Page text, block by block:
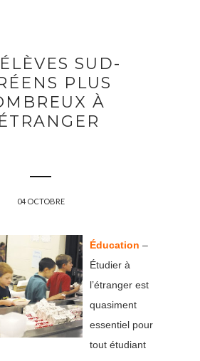
SUD-
PLUS
À
04 OCTOBRE
Éducation –
Étudier à
l’étranger est
quasiment
essentiel pour
tout étudiant